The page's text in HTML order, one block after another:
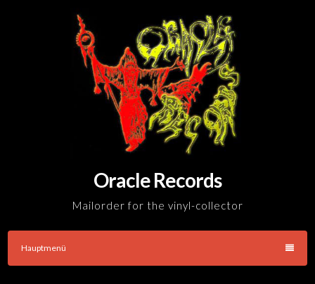
Oracle Records
Mailorder for the vinyl-collector
Hauptmenü